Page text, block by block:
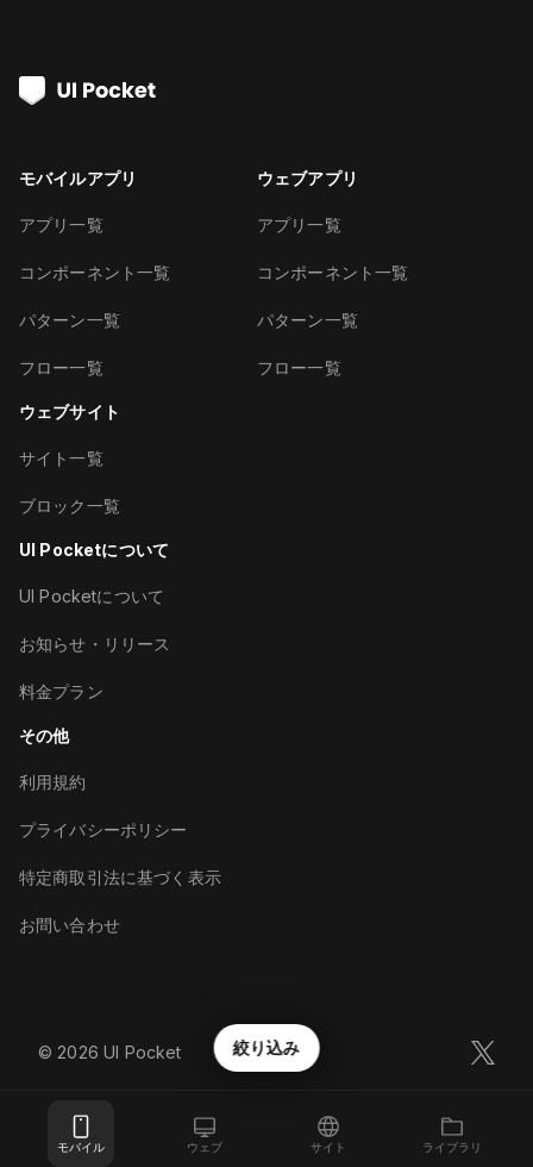
モバイル ウェブ サイト ライブラリ
絞り込み
モバイルアプリ
アプリ一覧
コンポーネント一覧
パターン一覧
フロー一覧
ウェブアプリ
アプリ一覧
コンポーネント一覧
パターン一覧
フロー一覧
ウェブサイト
サイト一覧
ブロック一覧
UI Pocketについて
UI Pocketについて
お知らせ・リリース
料金プラン
その他
利用規約
プライバシーポリシー
特定商取引法に基づく表示
お問い合わせ
©︎ 2026 UI Pocket